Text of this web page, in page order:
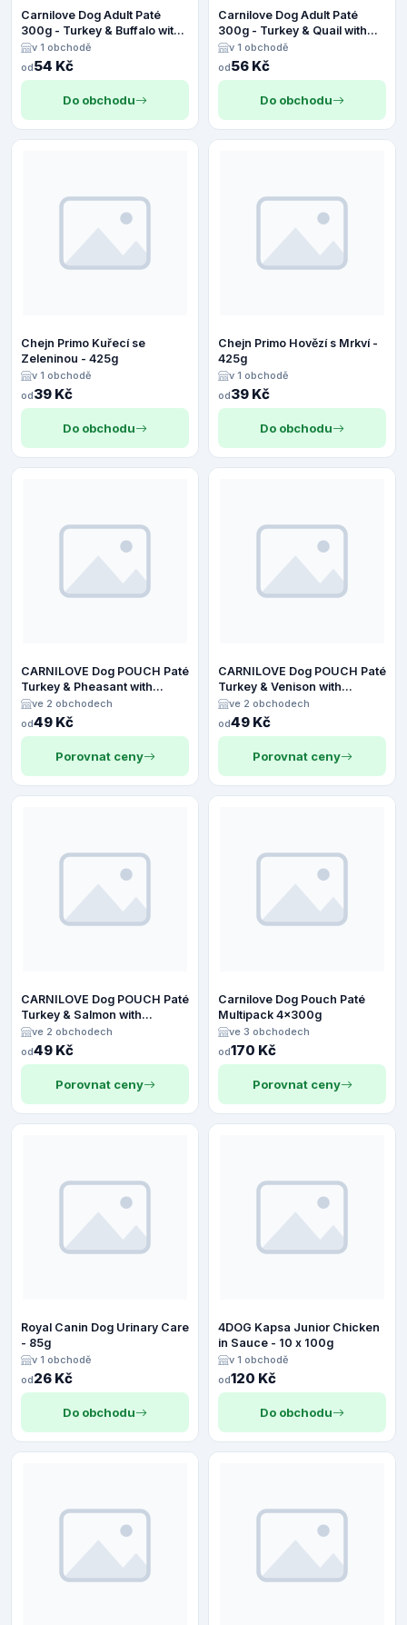
Carnilove Dog Adult Paté
300g - Turkey & Buffalo with
Rose Petals
v 1 obchodě
od54 Kč
Do obchodu
Carnilove Dog Adult Paté
300g - Turkey & Quail with
Carrot
v 1 obchodě
od56 Kč
Do obchodu
Chejn Primo Kuřecí se
Zeleninou - 425g
v 1 obchodě
od39 Kč
Do obchodu
Chejn Primo Hovězí s Mrkví -
425g
v 1 obchodě
od39 Kč
Do obchodu
CARNILOVE Dog POUCH Paté
Turkey & Pheasant with
Raspberry Leaves 300 g
ve 2 obchodech
od49 Kč
Porovnat ceny
CARNILOVE Dog POUCH Paté
Turkey & Venison with
Stawberry Leaves 300 g
ve 2 obchodech
od49 Kč
Porovnat ceny
CARNILOVE Dog POUCH Paté
Turkey & Salmon with
Blueberries for Puppies 300 g
ve 2 obchodech
od49 Kč
Porovnat ceny
Carnilove Dog Pouch Paté
Multipack 4x300g
ve 3 obchodech
od170 Kč
Porovnat ceny
Royal Canin Dog Urinary Care
- 85g
v 1 obchodě
od26 Kč
Do obchodu
4DOG Kapsa Junior Chicken
in Sauce - 10 x 100g
v 1 obchodě
od120 Kč
Do obchodu